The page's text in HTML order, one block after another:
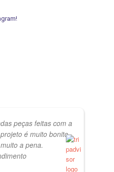
peças feitas com a
é muito bonito
a pena.